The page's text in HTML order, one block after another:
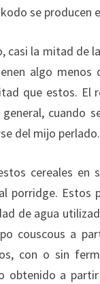
se producen
la mitad de
algo
que estos. El
cuando
del mijo perlado.
cereales en
porridge.
de agua
couscous a
con o sin
obtenido a